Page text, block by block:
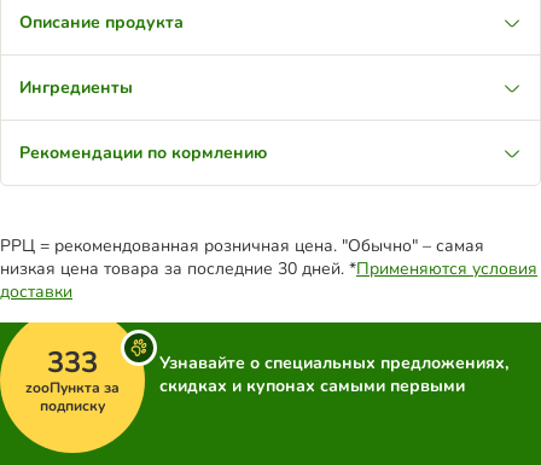
Описание продукта
Ингредиенты
Рекомендации по кормлению
РРЦ = рекомендованная розничная цена. "Обычно" – самая
низкая цена товара за последние 30 дней. *Применяются условия
доставки
333
zooПункта за
подписку
Узнавайте о специальных предложениях,
скидках и купонах самыми первыми